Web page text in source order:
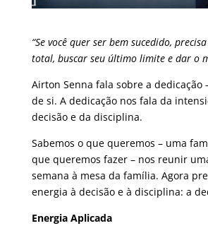
“Se você quer ser bem sucedido,
total, buscar seu último limite e dar o
Airton Senna fala sobre a dedicação
de si. A dedicação nos fala da
decisão e da disciplina.
Sabemos o que queremos – uma
que queremos fazer – nos reunir
semana à mesa da família. Agora
energia à decisão e à disciplina: a
Energia Aplicada